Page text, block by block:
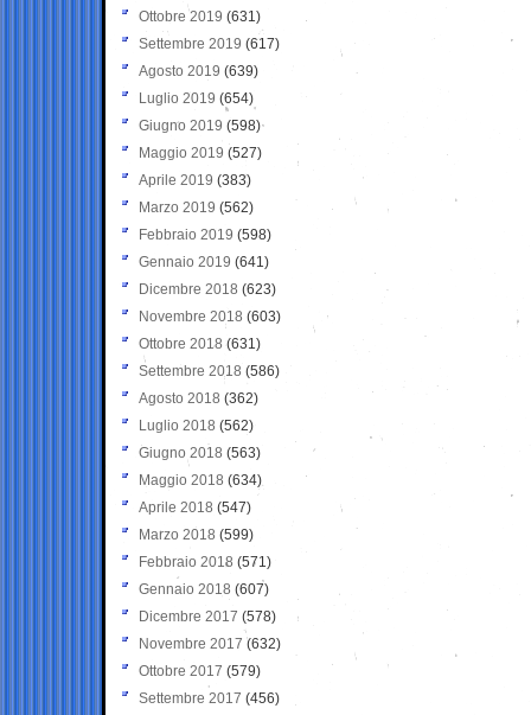
Ottobre 2019 (631)
Settembre 2019 (617)
Agosto 2019 (639)
Luglio 2019 (654)
Giugno 2019 (598)
Maggio 2019 (527)
Aprile 2019 (383)
Marzo 2019 (562)
Febbraio 2019 (598)
Gennaio 2019 (641)
Dicembre 2018 (623)
Novembre 2018 (603)
Ottobre 2018 (631)
Settembre 2018 (586)
Agosto 2018 (362)
Luglio 2018 (562)
Giugno 2018 (563)
Maggio 2018 (634)
Aprile 2018 (547)
Marzo 2018 (599)
Febbraio 2018 (571)
Gennaio 2018 (607)
Dicembre 2017 (578)
Novembre 2017 (632)
Ottobre 2017 (579)
Settembre 2017 (456)